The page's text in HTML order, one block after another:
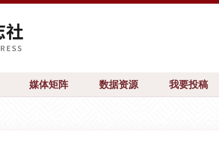
媒体矩阵 数据资源 我要投稿